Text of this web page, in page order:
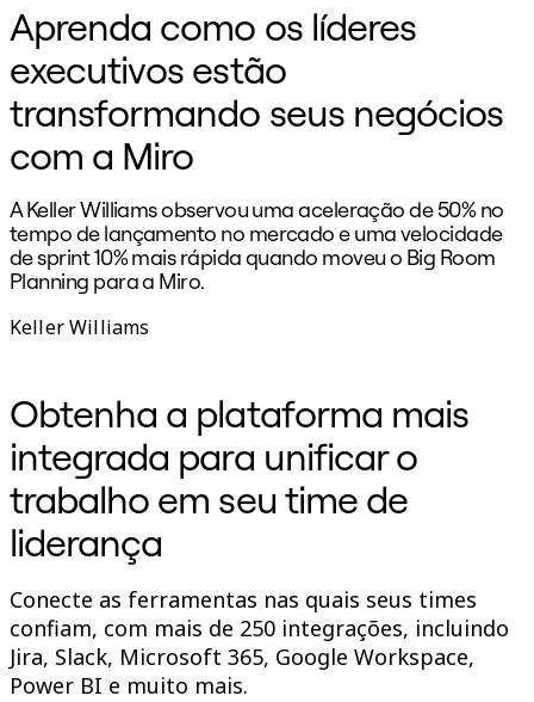
Aprenda como os líderes
executivos estão
transformando seus negócios
com a Miro
A Keller Williams observou uma aceleração de 50% no
tempo de lançamento no mercado e uma velocidade
de sprint 10% mais rápida quando moveu o Big Room
Planning para a Miro.
Keller Williams
Obtenha a plataforma mais
integrada para unificar o
trabalho em seu time de
liderança
Conecte as ferramentas nas quais seus times
confiam, com mais de 250 integrações, incluindo
Jira, Slack, Microsoft 365, Google Workspace,
Power BI e muito mais.